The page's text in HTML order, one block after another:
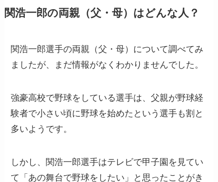
関浩一郎の両親（父・母）はどんな人？
関浩一郎選手の両親（父・母）について調べてみ
ましたが、まだ情報がなくわかりませんでした。
強豪高校で野球をしている選手は、父親が野球経
験者で小さい頃に野球を始めたという選手も割と
多いようです。
しかし、関浩一郎選手はテレビで甲子園を見てい
て「あの舞台で野球をしたい」と思ったことがき